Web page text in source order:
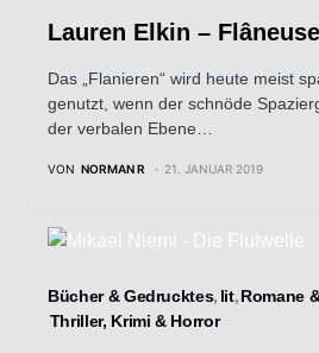
Lauren Elkin –
Das „Flanieren“ wird heute meist
genutzt, wenn der schnöde
der verbalen Ebene…
VON NORMAN R 21. JANUAR 2019
Bücher & Gedrucktes lit Romane
Thriller, Krimi & Horror